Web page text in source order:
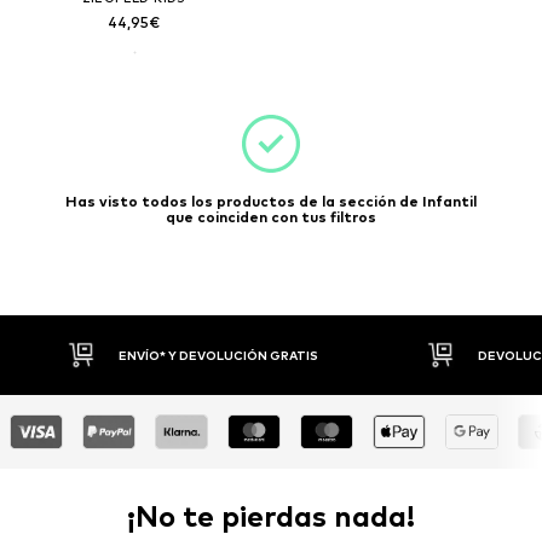
44,95€
Has visto todos los productos de la sección de Infantil
que coinciden con tus filtros
ENVÍO* Y DEVOLUCIÓN GRATIS
¡No te pierdas nada!